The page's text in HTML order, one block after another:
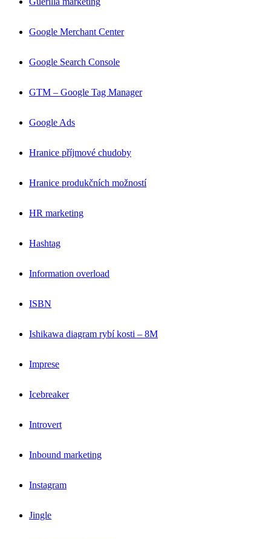
Google Merchant Center
Google Search Console
GTM – Google Tag Manager
Google Ads
Hranice příjmové chudoby
Hranice produkčních možností
HR marketing
Hashtag
Information overload
ISBN
Ishikawa diagram rybí kosti – 8M
Imprese
Icebreaker
Introvert
Inbound marketing
Instagram
Jingle